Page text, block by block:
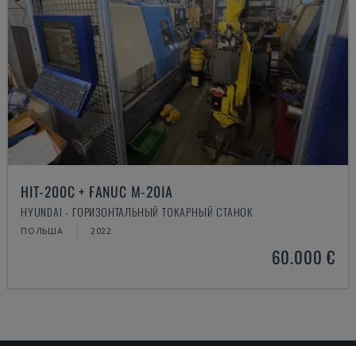
HIT-200C + FANUC M-20IA
HYUNDAI - ГОРИЗОНТАЛЬНЫЙ ТОКАРНЫЙ СТАНОК
ПОЛЬША 2022
60.000 €